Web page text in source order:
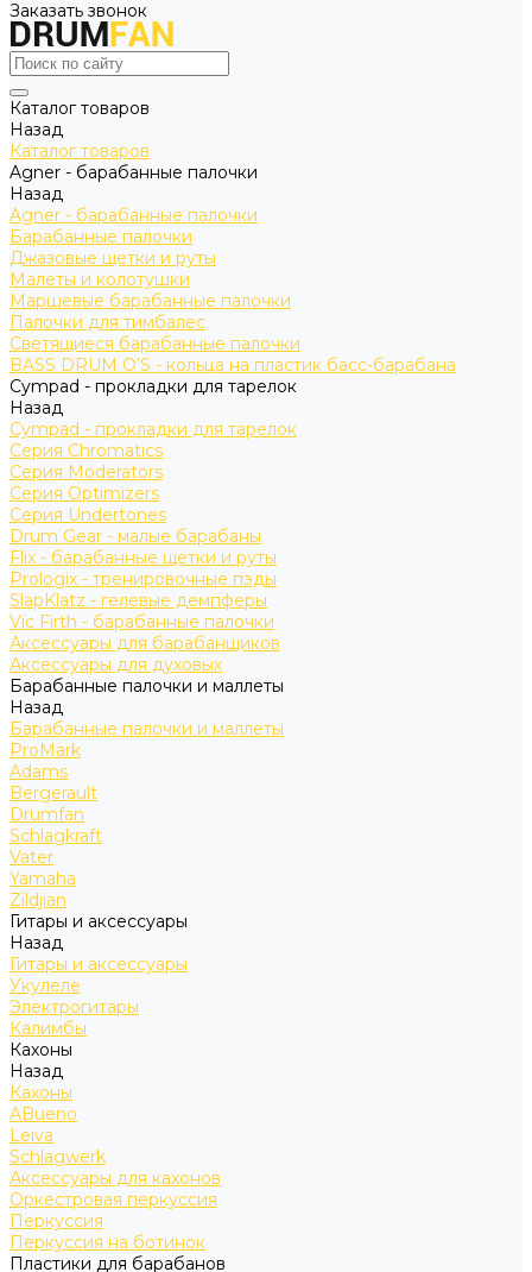
Заказать звонок
Каталог товаров
Назад
Каталог товаров
Agner - барабанные палочки
Назад
Agner - барабанные палочки
Барабанные палочки
Джазовые щетки и руты
Малеты и колотушки
Маршевые барабанные палочки
Палочки для тимбалес
Светящиеся барабанные палочки
BASS DRUM O’S - кольца на пластик басс-барабана
Cympad - прокладки для тарелок
Назад
Cympad - прокладки для тарелок
Серия Chromatics
Серия Moderators
Серия Optimizers
Серия Undertones
Drum Gear - малые барабаны
Flix - барабанные щетки и руты
Prologix - тренировочные пэды
SlapKlatz - гелевые демпферы
Vic Firth - барабанные палочки
Аксессуары для барабанщиков
Аксессуары для духовых
Барабанные палочки и маллеты
Назад
Барабанные палочки и маллеты
ProMark
Adams
Bergerault
Drumfan
Schlagkraft
Vater
Yamaha
Zildjian
Гитары и аксессуары
Назад
Гитары и аксессуары
Укулеле
Электрогитары
Калимбы
Кахоны
Назад
Кахоны
ABueno
Leiva
Schlagwerk
Аксессуары для кахонов
Оркестровая перкуссия
Перкуссия
Перкуссия на ботинок
Пластики для барабанов